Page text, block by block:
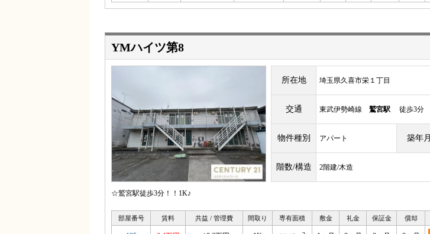
YMハイツ第8
所在地 埼玉県久喜市栄１丁目
交通 東武伊勢崎線 鷲宮駅 徒歩3分
物件種別 アパート 築年月
階数/構造 2階建/木造
☆鷲宮駅徒歩3分！！1K♪
部屋番号 賃料 共益 / 管理費 間取り 専有面積 敷金 礼金 保証金 償却